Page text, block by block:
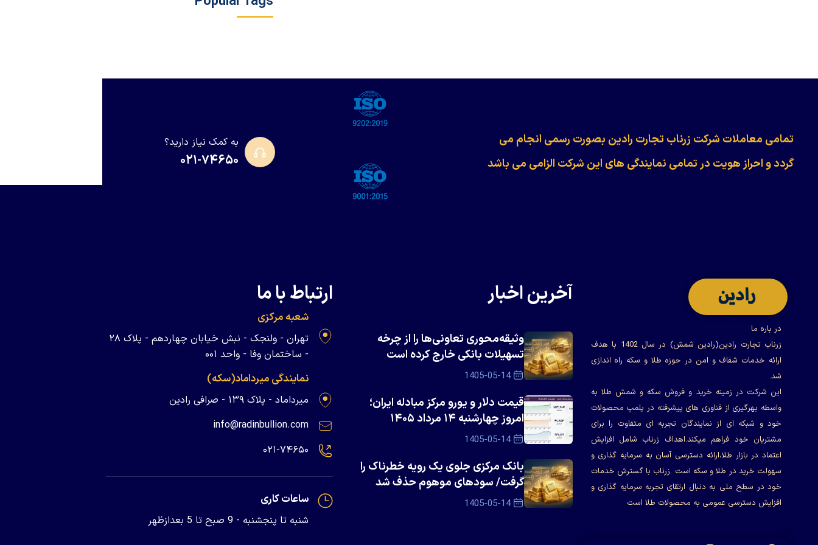
​​​​​​تمامی معاملات شرکت زرناب تجارت رادین بصورت رسمی انجام می
گردد و احراز هویت در تمامی نمایندگی های این شرکت الزامی می باشد
به کمک نیاز دارید؟
۰۲۱-۷۴۶۵۰
در باره ما
زرناب تجارت رادین(رادین شمش) در سال 1402 با هدف
ارائه خدمات شفاف و امن در حوزه طلا و سکه راه اندازی
شد.
این شرکت در زمینه خرید و فروش سکه و شمش طلا به
واسطه بهرگیری از فناوری های پیشرفته در پلمپ محصولات
خود و شبکه ای از نمایندگان تجربه ای متفاوت را برای
مشتریان خود فراهم میکند.اهداف زرناب شامل افزایش
اعتماد در بازار طلا،ارائه دسترسی آسان به سرمایه گذاری و
سهولت خرید در طلا و سکه است .زرناب با گسترش خدمات
خود در سطح ملی به دنبال ارتقای تجربه سرمایه گذاری و
افزایش دسترسی عمومی به محصولات طلا است
آخرین اخبار
وثیقه‌محوری تعاونی‌ها را از چرخه
تسهیلات بانکی خارج کرده است
1405-05-14
قیمت دلار و یورو مرکز مبادله ایران؛
امروز چهارشنبه ۱۴ مرداد ۱۴۰۵
1405-05-14
بانک مرکزی جلوی یک رویه خطرناک را
گرفت/ سود‌های موهوم حذف شد
1405-05-14
ارتباط با ما
شعبه مرکزی
تهران - ولنجک - نبش خیابان چهاردهم - پلاک ۲۸
- ساختمان وفا - واحد ۰۰۱
نمایندگی میرداماد(سکه)
میرداماد - پلاک ۱۳۹ - صرافی رادین
info@radinbullion.com
۰۲۱-۷۴۶۵۰
ساعات کاری
شنبه تا پنجشنبه - 9 صبح تا 5 بعدازظهر